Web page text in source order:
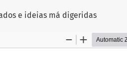
e ideias má digeridas